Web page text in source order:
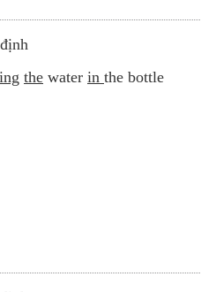
the water in the bottle